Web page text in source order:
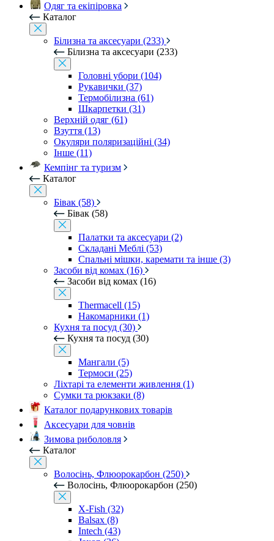
Одяг та екіпіровка
Каталог
Білизна та аксесуари (233)
Білизна та аксесуари (233)
Головні убори (104)
Рукавички (37)
Термобілизна (61)
Шкарпетки (31)
Верхній одяг (61)
Взуття (13)
Окуляри поляризаційні (34)
Інше (11)
Кемпінг та туризм
Каталог
Бівак (58)
Бівак (58)
Палатки та аксесуари (2)
Складані Меблі (53)
Спальні мішки, каремати та інше (3)
Засоби від комах (16)
Засоби від комах (16)
Thermacell (15)
Накомарники (1)
Кухня та посуд (30)
Кухня та посуд (30)
Мангали (5)
Термоси (25)
Ліхтарі та елементи живлення (1)
Сумки та рюкзаки (8)
Каталог подарункових товарів
Аксесуари для човнів
Зимова риболовля
Каталог
Волосінь, Флюорокарбон (250)
Волосінь, Флюорокарбон (250)
X-Fish (32)
Balsax (8)
Intech (43)